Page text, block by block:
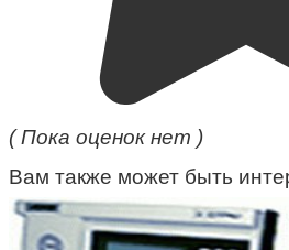
( Пока оценок нет )
Вам также может быть